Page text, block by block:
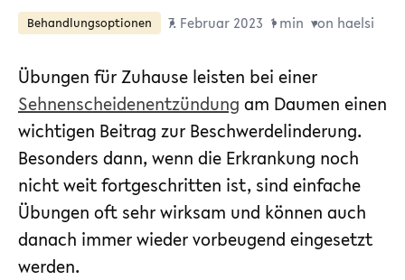
Behandlungsoptionen 7. Februar 2023 1 min von haelsi
Übungen für Zuhause leisten bei einer
Sehnenscheidenentzündung am Daumen einen
wichtigen Beitrag zur Beschwerdelinderung.
Besonders dann, wenn die Erkrankung noch
nicht weit fortgeschritten ist, sind einfache
Übungen oft sehr wirksam und können auch
danach immer wieder vorbeugend eingesetzt
werden.